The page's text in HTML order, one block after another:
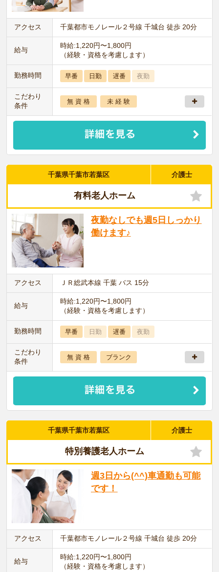
アクセス 千葉都市モノレール２号線 千城台 徒歩 20分
給与
時給:1,220円〜1,800円
（経験・資格を考慮します）
勤務時間 早番 日勤 遅番 夜勤
こだわり
条件
無 資 格 未 経 験
千葉県千葉市若葉区 介護士
有料老人ホーム
夜勤なしでも週5日しっかり
働けます♪
アクセス ＪＲ総武本線 千葉 バス 15分
給与
時給:1,220円〜1,800円
（経験・資格を考慮します）
勤務時間 早番 日勤 遅番 夜勤
こだわり
条件
無 資 格 ブランク
千葉県千葉市若葉区 介護士
特別養護老人ホーム
週3日から(^^)車通勤も可能
です！
アクセス 千葉都市モノレール２号線 千城台 徒歩 20分
給与
時給:1,220円〜1,800円
（経験・資格を考慮します）